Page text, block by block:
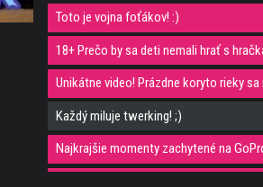
Toto je vojna foťákov! :)
18+ Prečo by sa deti nemali hrať s
Unikátne video! Prázdne koryto rieky
Každý miluje twerking! ;)
Najkrajšie momenty zachytené na